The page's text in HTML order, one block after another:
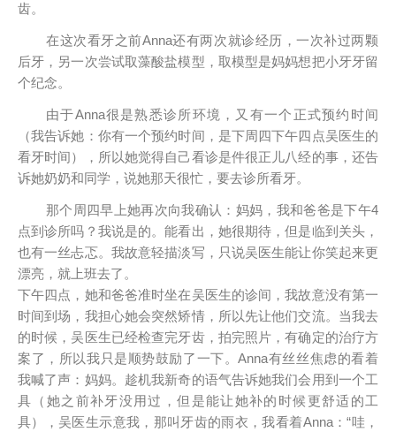
齿。
在这次看牙之前Anna还有两次就诊经历，一次补过两颗
后牙，另一次尝试取藻酸盐模型，取模型是妈妈想把小牙牙留
个纪念。
由于Anna很是熟悉诊所环境，又有一个正式预约时间
（我告诉她：你有一个预约时间，是下周四下午四点吴医生的
看牙时间），所以她觉得自己看诊是件很正儿八经的事，还告
诉她奶奶和同学，说她那天很忙，要去诊所看牙。
那个周四早上她再次向我确认：妈妈，我和爸爸是下午4
点到诊所吗？我说是的。能看出，她很期待，但是临到关头，
也有一丝忐忑。我故意轻描淡写，只说吴医生能让你笑起来更
漂亮，就上班去了。
下午四点，她和爸爸准时坐在吴医生的诊间，我故意没有第一
时间到场，我担心她会突然矫情，所以先让他们交流。当我去
的时候，吴医生已经检查完牙齿，拍完照片，有确定的治疗方
案了，所以我只是顺势鼓励了一下。Anna有丝丝焦虑的看着
我喊了声：妈妈。趁机我新奇的语气告诉她我们会用到一个工
具（她之前补牙没用过，但是能让她补的时候更舒适的工
具），吴医生示意我，那叫牙齿的雨衣，我看着Anna：“哇，